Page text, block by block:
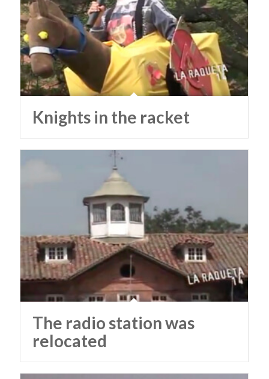
Knights in the racket
The radio station was
relocated